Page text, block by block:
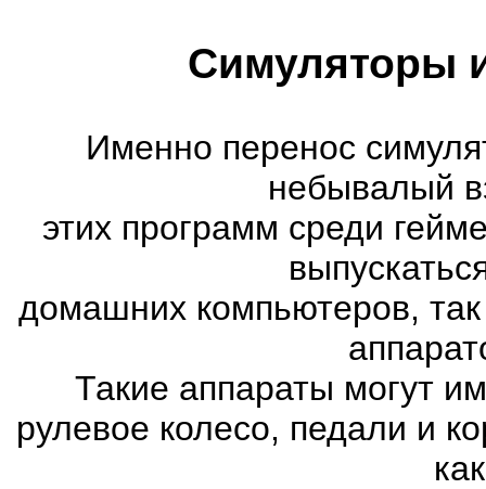
Симуляторы
Именно перенос
небывалый
этих программ среди
домашних компьютеров,
Такие аппараты могут
рулевое колесо, педали и